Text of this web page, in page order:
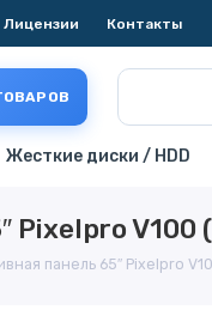
Лицензии Контакты
Жесткие диски / HDD
Pixelpro
панель 65″ Pixelpro